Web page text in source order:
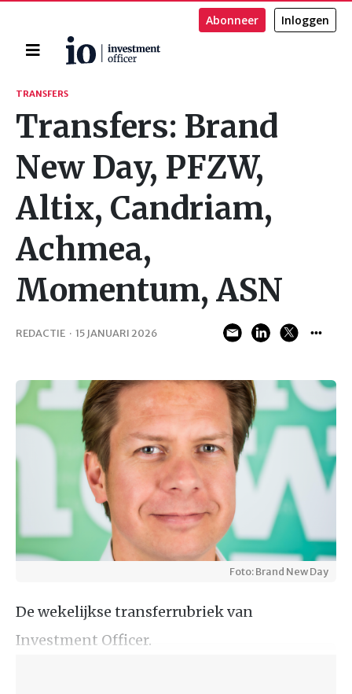
Home
Abonneer Inloggen
Zoeken
TRANSFERS
Transfers: Brand
New Day, PFZW,
Altix, Candriam,
Achmea,
Momentum, ASN
REDACTIE · 15 JANUARI 2026
Foto: Brand New Day
De wekelijkse transferrubriek van
Investment Officer.